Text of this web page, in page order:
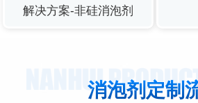
解决方案-非硅消泡剂
消泡剂定制